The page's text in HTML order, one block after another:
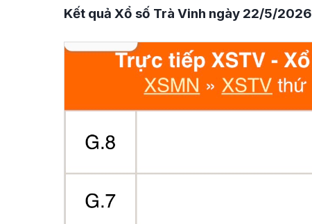
Kết quả Xổ số Trà Vinh ngày 22/5/2026